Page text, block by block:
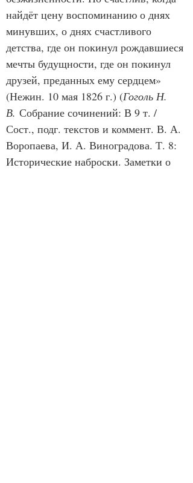
найдёт цену воспоминанию о днях
минувших, о днях счастливого
детства, где он покинул рождавшиеся
мечты будущности, где он покинул
друзей, преданных ему сердцем»
(Нежин. 10 мая 1826 г.) (Гоголь Н.
В. Собрание сочинений: В 9 т. /
Сост., подг. текстов и коммент. В. А.
Воропаева, И. А. Виноградова. Т. 8:
Исторические наброски. Заметки о